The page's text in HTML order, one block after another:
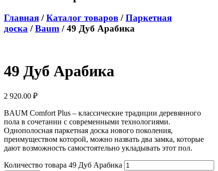
Главная /Каталог товаров /Паркетная
доска /Baum / 49 Дуб Арабика
49 Дуб Арабика
2 920.00 ₽
BAUM Comfort Plus – классические традиции деревянного
пола в сочетании с современными технологиями.
Однополосная паркетная доска нового поколения,
преимуществом которой, можно назвать два замка, которые
дают возможность самостоятельно укладывать этот пол.
Количество товара 49 Дуб Арабика